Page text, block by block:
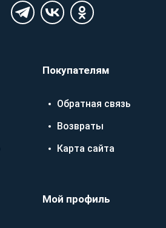
Покупателям
Обратная связь
Возвраты
Карта сайта
Мой профиль